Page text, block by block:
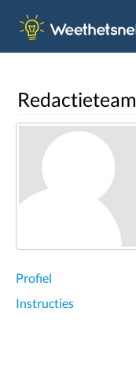
Redactieteam
Profiel
Instructies